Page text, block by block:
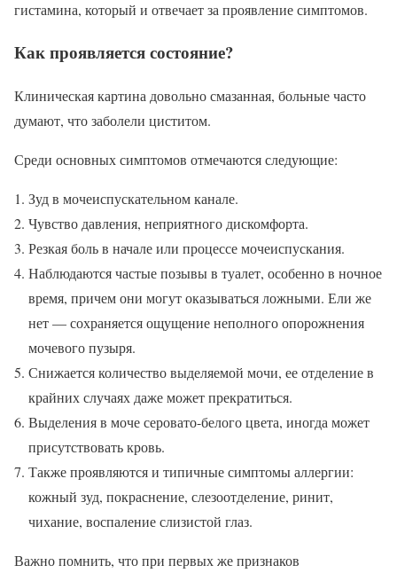
гистамина, который и отвечает за проявление симптомов.
Как проявляется состояние?
Клиническая картина довольно смазанная, больные часто
думают, что заболели циститом.
Среди основных симптомов отмечаются следующие:
Зуд в мочеиспускательном канале.
Чувство давления, неприятного дискомфорта.
Резкая боль в начале или процессе мочеиспускания.
Наблюдаются частые позывы в туалет, особенно в ночное
время, причем они могут оказываться ложными. Ели же
нет — сохраняется ощущение неполного опорожнения
мочевого пузыря.
Снижается количество выделяемой мочи, ее отделение в
крайних случаях даже может прекратиться.
Выделения в моче серовато-белого цвета, иногда может
присутствовать кровь.
Также проявляются и типичные симптомы аллергии:
кожный зуд, покраснение, слезоотделение, ринит,
чихание, воспаление слизистой глаз.
Важно помнить, что при первых же признаков